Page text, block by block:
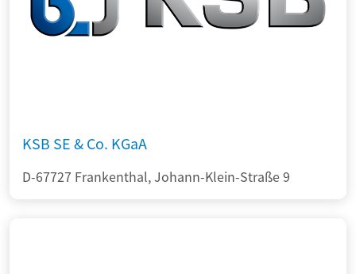
KSB SE & Co. KGaA
D-67727 Frankenthal, Johann-Klein-Straße 9